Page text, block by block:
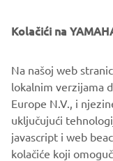
Kolačići na
Na našoj web
lokalnim verzijama
Europe N.V., i
uključujući
javascript i web
kolačiće koji